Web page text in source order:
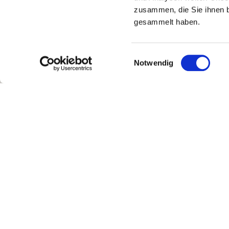
zusammen, die Sie ihnen
gesammelt haben.
Einwilligungsauswahl
Notwendig